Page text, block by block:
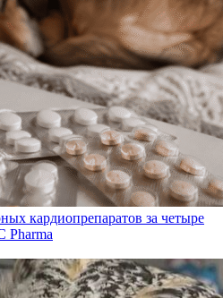
кардиопрепаратов за четыре
Pharma